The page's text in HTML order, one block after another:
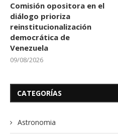
Comisión opositora en el
diálogo prioriza
reinstitucionalización
democrática de
Venezuela
09/08/2026
CATEGORÍAS
Astronomia